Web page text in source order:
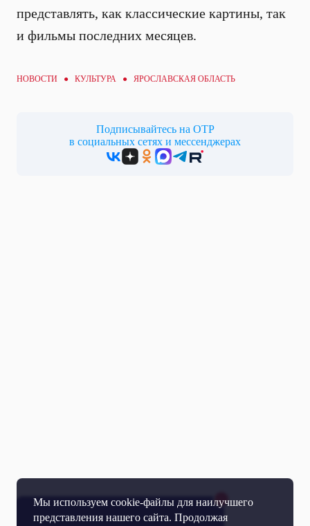
Мы используем cookie-файлы для наилучшего
представления нашего сайта. Продолжая
представлять, как классические картины, так
и фильмы последних месяцев.
НОВОСТИ ● КУЛЬТУРА ● ЯРОСЛАВСКАЯ ОБЛАСТЬ
Подписывайтесь на ОТР
в социальных сетях и мессенджерах